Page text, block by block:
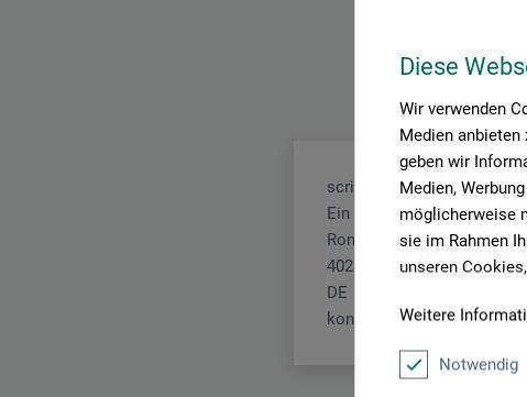
Diese
Wir verwenden
Medien anbieten
geben wir
Medien,
möglicherweise
sie im Rahmen
unseren
Weitere
Notwendig
Hier
scridelio
Ein Unternehmen von
Ronsdorfer Str. 75
40233 Düsseldorf
DE
kontakt@scridelio.de